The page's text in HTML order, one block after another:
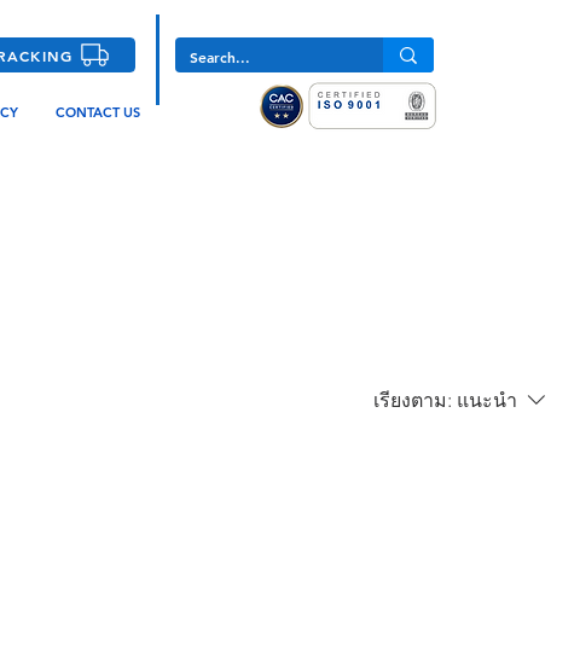
CONTACT US
เรียงตาม: แนะนำ